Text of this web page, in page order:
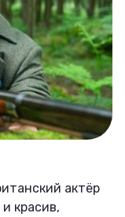
актёр
красив,